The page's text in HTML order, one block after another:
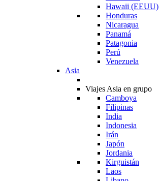
Hawaii (EEUU)
Honduras
Nicaragua
Panamá
Patagonia
Perú
Venezuela
Asia
Viajes Asia en grupo
Camboya
Filipinas
India
Indonesia
Irán
Japón
Jordania
Kirguistán
Laos